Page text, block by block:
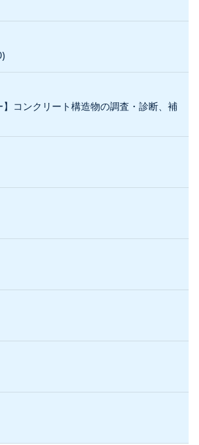
】コンクリート構造物の調査・診断、補